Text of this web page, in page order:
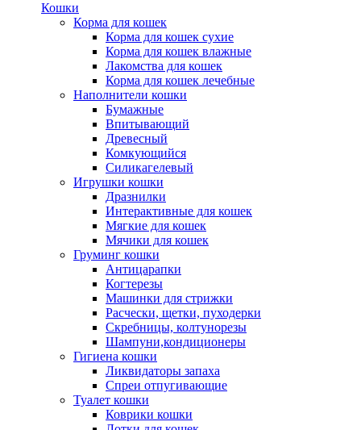
Кошки
Корма для кошек
Корма для кошек сухие
Корма для кошек влажные
Лакомства для кошек
Корма для кошек лечебные
Наполнители кошки
Бумажные
Впитывающий
Древесный
Комкующийся
Силикагелевый
Игрушки кошки
Дразнилки
Интерактивные для кошек
Мягкие для кошек
Мячики для кошек
Груминг кошки
Антицарапки
Когтерезы
Машинки для стрижки
Расчески, щетки, пуходерки
Скребницы, колтунорезы
Шампуни,кондиционеры
Гигиена кошки
Ликвидаторы запаха
Спреи отпугивающие
Туалет кошки
Коврики кошки